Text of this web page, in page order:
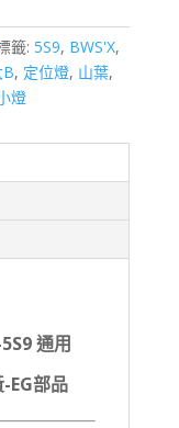
籤: 5S9, BWS'X,
, 定位燈, 山葉,
燈
通用
EG部品